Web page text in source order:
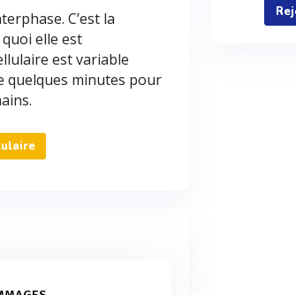
C’est la
elle est
est variable
quelques minutes pour